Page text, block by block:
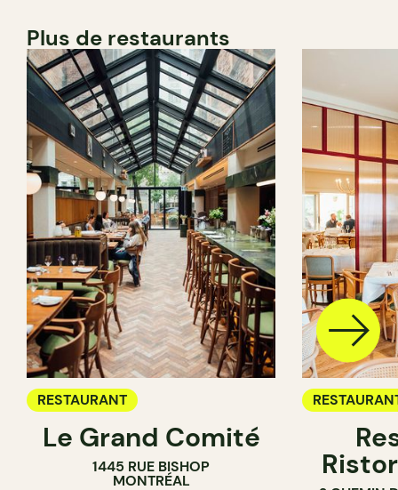
Plus de restaurants
RESTAURANT
Le Grand Comité
1445 RUE BISHOP
MONTRÉAL